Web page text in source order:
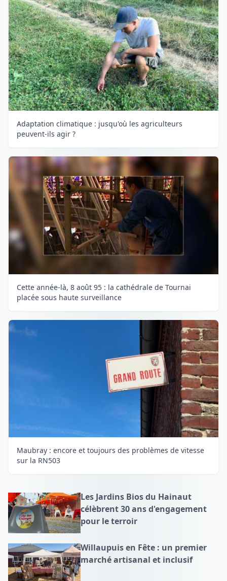
Adaptation climatique : jusqu'où les agriculteurs
peuvent-ils agir ?
Cette année-là, 8 août 95 : la cathédrale de Tournai
placée sous haute surveillance
Maubray : encore et toujours des problèmes de vitesse
sur la RN503
Les Jardins Bios du Hainaut
célèbrent 30 ans d'engagement
pour le terroir
Willaupuis en Fête : un premier
marché artisanal et inclusif